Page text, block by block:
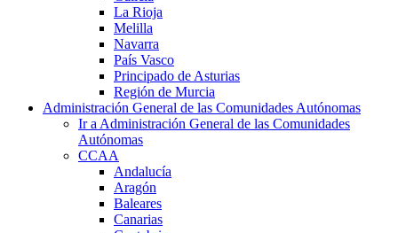
La Rioja
Melilla
Navarra
País Vasco
Principado de Asturias
Región de Murcia
Administración General de las Comunidades Autónomas
Ir a Administración General de las Comunidades
Autónomas
CCAA
Andalucía
Aragón
Baleares
Canarias